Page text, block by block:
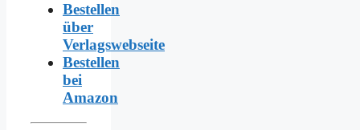
Bestellen
über
Verlagswebseite
Bestellen
bei
Amazon